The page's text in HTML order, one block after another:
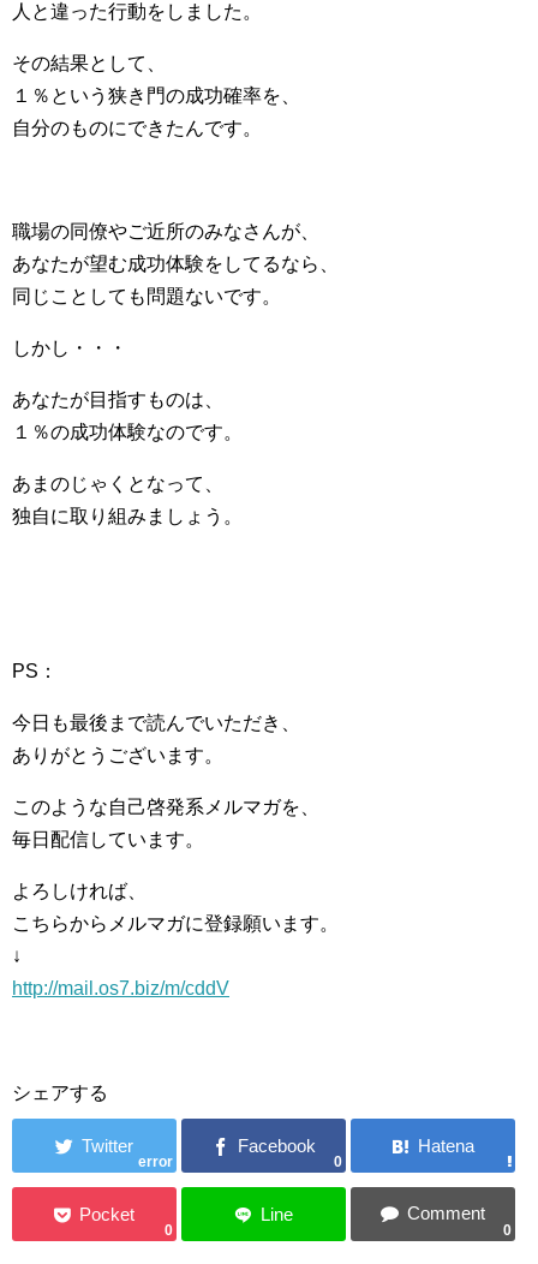
人と違った行動をしました。
その結果として、
１％という狭き門の成功確率を、
自分のものにできたんです。
職場の同僚やご近所のみなさんが、
あなたが望む成功体験をしてるなら、
同じことしても問題ないです。
しかし・・・
あなたが目指すものは、
１％の成功体験なのです。
あまのじゃくとなって、
独自に取り組みましょう。
PS：
今日も最後まで読んでいただき、
ありがとうございます。
このような自己啓発系メルマガを、
毎日配信しています。
よろしければ、
こちらからメルマガに登録願います。
↓
http://mail.os7.biz/m/cddV
シェアする
error 0
0 0